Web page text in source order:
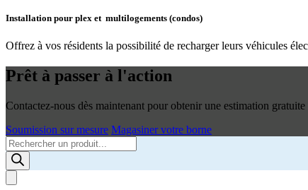
Installation pour plex et multilogements (condos)
Offrez à vos résidents la possibilité de recharger leurs véhicules
Prêt à passer à l'action
Contactez-nous dès maintenant pour obtenir une estimation
Soumission sur mesure Magasiner votre borne
Products
search